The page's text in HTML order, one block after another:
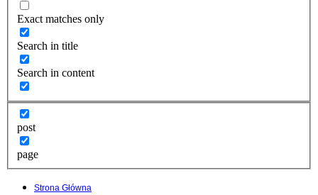
Exact matches only
Search in title
Search in content
post
page
Strona Główna